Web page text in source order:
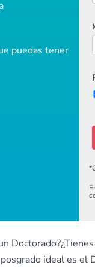
puedas tener
*
ideal es el